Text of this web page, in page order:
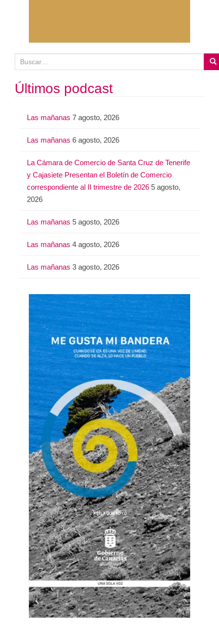
u
s
c
Últimos podcast
Las mañanas 7 agosto, 2026
Las mañanas 6 agosto, 2026
La Cámara de Comercio de Santa Cruz de Tenerife
y Cajasiete Presentan el Boletín de Comercio
correspondiente al II trimestre de 2026 5 agosto,
2026
Las mañanas 5 agosto, 2026
Las mañanas 4 agosto, 2026
Las mañanas 3 agosto, 2026